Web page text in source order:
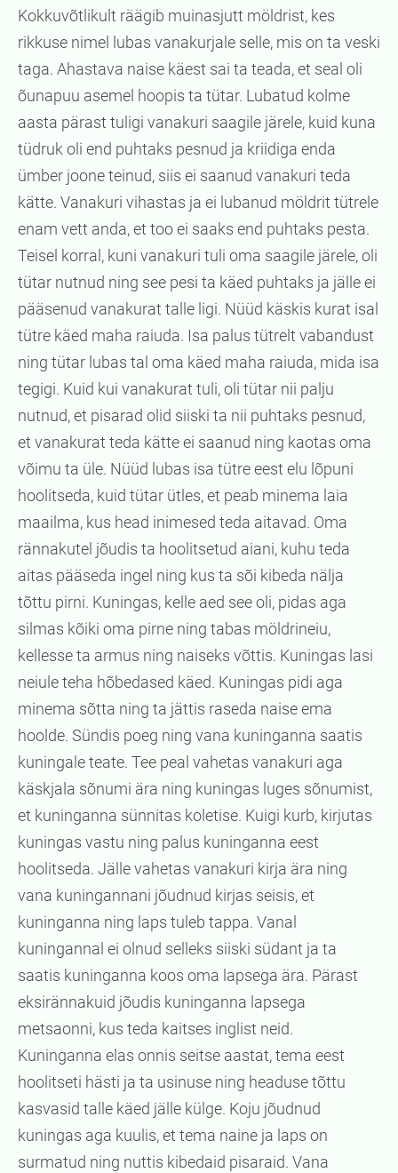
Kokkuvõtlikult räägib muinasjutt möldrist, kes
rikkuse nimel lubas vanakurjale selle, mis on ta veski
taga. Ahastava naise käest sai ta teada, et seal oli
õunapuu asemel hoopis ta tütar. Lubatud kolme
aasta pärast tuligi vanakuri saagile järele, kuid kuna
tüdruk oli end puhtaks pesnud ja kriidiga enda
ümber joone teinud, siis ei saanud vanakuri teda
kätte. Vanakuri vihastas ja ei lubanud möldrit tütrele
enam vett anda, et too ei saaks end puhtaks pesta.
Teisel korral, kuni vanakuri tuli oma saagile järele, oli
tütar nutnud ning see pesi ta käed puhtaks ja jälle ei
pääsenud vanakurat talle ligi. Nüüd käskis kurat isal
tütre käed maha raiuda. Isa palus tütrelt vabandust
ning tütar lubas tal oma käed maha raiuda, mida isa
tegigi. Kuid kui vanakurat tuli, oli tütar nii palju
nutnud, et pisarad olid siiski ta nii puhtaks pesnud,
et vanakurat teda kätte ei saanud ning kaotas oma
võimu ta üle. Nüüd lubas isa tütre eest elu lõpuni
hoolitseda, kuid tütar ütles, et peab minema laia
maailma, kus head inimesed teda aitavad. Oma
rännakutel jõudis ta hoolitsetud aiani, kuhu teda
aitas pääseda ingel ning kus ta sõi kibeda nälja
tõttu pirni. Kuningas, kelle aed see oli, pidas aga
silmas kõiki oma pirne ning tabas möldrineiu,
kellesse ta armus ning naiseks võttis. Kuningas lasi
neiule teha hõbedased käed. Kuningas pidi aga
minema sõtta ning ta jättis raseda naise ema
hoolde. Sündis poeg ning vana kuninganna saatis
kuningale teate. Tee peal vahetas vanakuri aga
käskjala sõnumi ära ning kuningas luges sõnumist,
et kuninganna sünnitas koletise. Kuigi kurb, kirjutas
kuningas vastu ning palus kuninganna eest
hoolitseda. Jälle vahetas vanakuri kirja ära ning
vana kuningannani jõudnud kirjas seisis, et
kuninganna ning laps tuleb tappa. Vanal
kuningannal ei olnud selleks siiski südant ja ta
saatis kuninganna koos oma lapsega ära. Pärast
eksirännakuid jõudis kuninganna lapsega
metsaonni, kus teda kaitses inglist neid.
Kuninganna elas onnis seitse aastat, tema eest
hoolitseti hästi ja ta usinuse ning headuse tõttu
kasvasid talle käed jälle külge. Koju jõudnud
kuningas aga kuulis, et tema naine ja laps on
surmatud ning nuttis kibedaid pisaraid. Vana